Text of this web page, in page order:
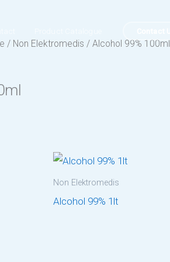
/ Non Elektromedis / Alcohol 99% 100ml
Non Elektromedis
Alcohol 99% 1lt